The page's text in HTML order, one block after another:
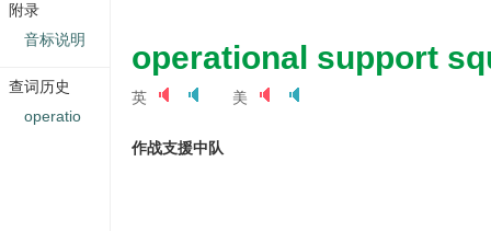
operational support
英 美
作战支援中队
附录
音标说明
查词历史
operatio